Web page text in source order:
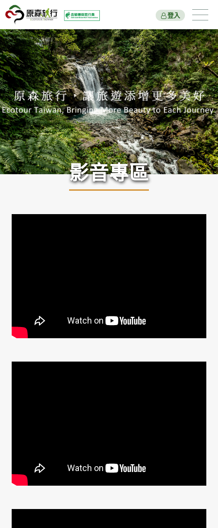
遊程總覽
旅遊主題
國家公園
新北市綠色旅遊
原森好報
關於我們
登入
影音專區